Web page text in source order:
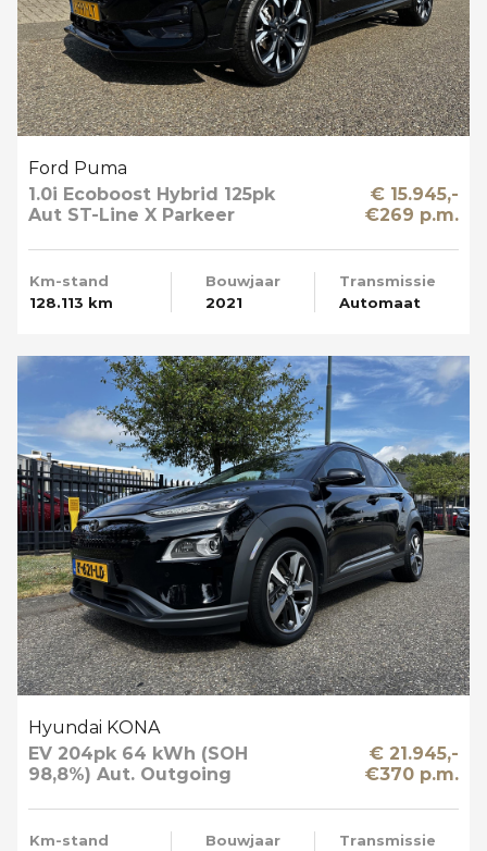
Ford Puma
1.0i Ecoboost Hybrid 125pk
Aut ST-Line X Parkeer
€ 15.945,-
€269 p.m.
Km-stand
128.113 km
Bouwjaar
2021
Transmissie
Automaat
Hyundai KONA
EV 204pk 64 kWh (SOH
98,8%) Aut. Outgoing
€ 21.945,-
€370 p.m.
Km-stand
Bouwjaar
Transmissie